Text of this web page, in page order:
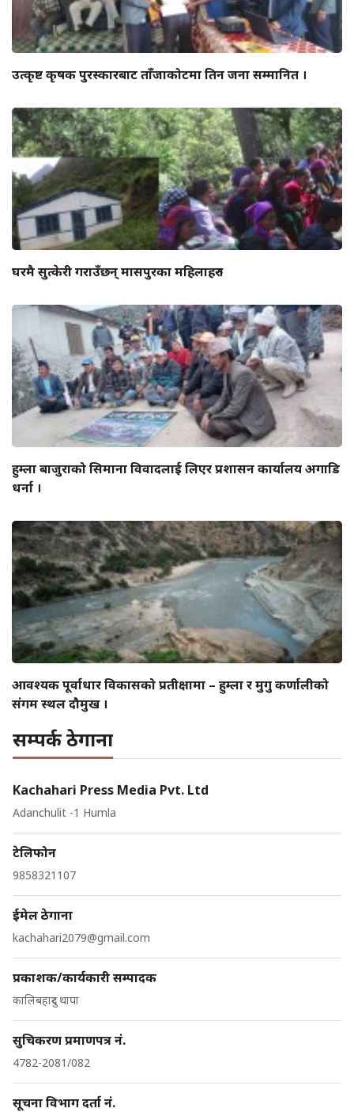
उत्कृष्ट कृषक पुरस्कारबाट ताँजाकोटमा तिन जना सम्मानित ।
घरमै सुत्केरी गराउँछन् मासपुरका महिलाहरु ।
हुम्ला बाजुराको सिमाना विवादलाई लिएर प्रशासन कार्यालय अगाडि
धर्ना ।
आवश्यक पूर्वाधार विकासको प्रतीक्षामा – हुम्ला र मुगु कर्णालीको
संगम स्थल दौमुख ।
सम्पर्क ठेगाना
Kachahari Press Media Pvt. Ltd
Adanchulit -1 Humla
टेलिफोन
9858321107
ईमेल ठेगाना
kachahari2079@gmail.com
प्रकाशक/कार्यकारी सम्पादक
कालिबहादुर थापा
सुचिकरण प्रमाणपत्र नं.
4782-2081/082
सूचना विभाग दर्ता नं.